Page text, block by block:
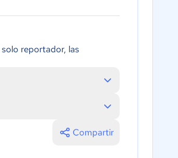
reportador, las
Compartir